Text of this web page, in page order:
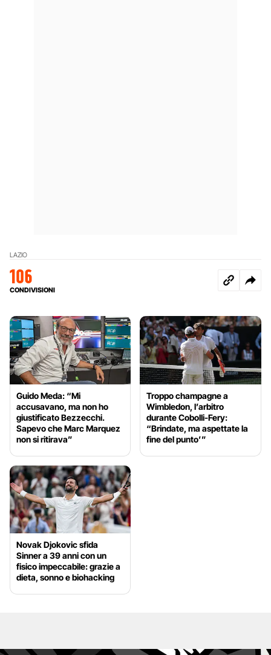
LAZIO
106
CONDIVISIONI
Guido Meda: “Mi
accusavano, ma non ho
giustificato Bezzecchi.
Sapevo che Marc Marquez
non si ritirava”
Troppo champagne a
Wimbledon, l’arbitro
durante Cobolli-Fery:
“Brindate, ma aspettate la
fine del punto’”
Novak Djokovic sfida
Sinner a 39 anni con un
fisico impeccabile: grazie a
dieta, sonno e biohacking